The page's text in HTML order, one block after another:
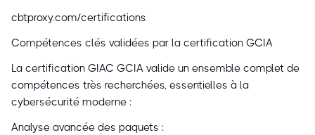
cbtproxy.com/certifications
Compétences clés validées par la certification GCIA
La certification GIAC GCIA valide un ensemble complet de
compétences très recherchées, essentielles à la
cybersécurité moderne :
Analyse avancée des paquets :